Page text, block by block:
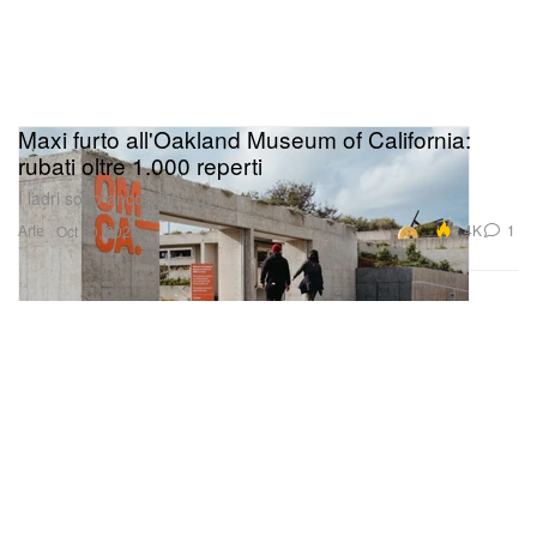
Arte
Maxi furto all'Oakland Museum of California:
rubati oltre 1.000 reperti
I ladri sono ancora in fuga.
Oct 30, 2025 2.4K 1